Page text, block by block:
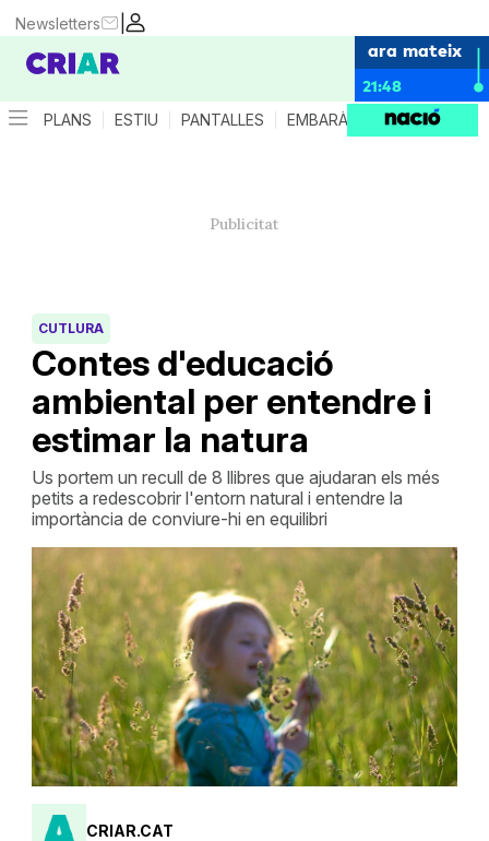
|
Newsletters
ara mateix
21:48
PLANS ESTIU PANTALLES EMBARÀS CRIANÇA
Contes d'educació
ambiental per entendre i
estimar la natura
CUTLURA
Us portem un recull de 8 llibres que ajudaran els més
petits a redescobrir l'entorn natural i entendre la
importància de conviure-hi en equilibri
CRIAR.CAT